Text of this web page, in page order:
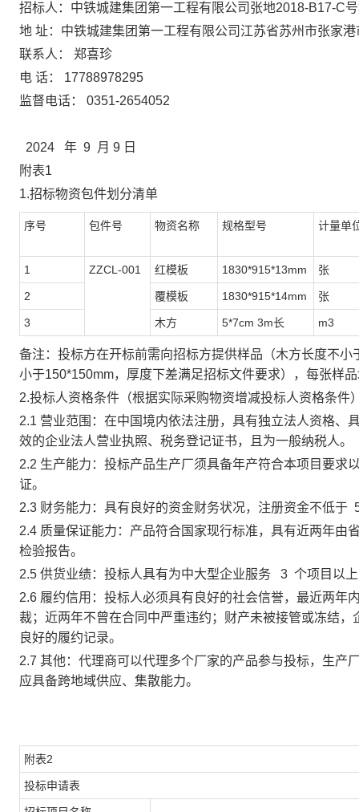
招标人： 中铁城建集团第一工程有限公司 张地2018-B17-C
地 址： 中铁城建集团第一工程有限公司江苏省苏州市张家
联系人：
郑喜珍
电 话：
17788978295
监督电话：
0351-2654052
2024 年 9 月 9 日
附表1
1.招标物资包件划分清单
序号 包件号 物资名称 规格型号 计量单
1 ZZCL-001 红模板 1830*915*13mm 张
2 覆模板 1830*915*14mm 张
3 木方 5*7cm 3m长 m3
备注：投标方在开标前需向招标方提供样品（木方长度不小
小于150*150mm，厚度下差满足招标文件要求），每张样
2.投标人资格条件 （根据实际采购物资增减投标人资格条件
2.1 营业范围：在中国境内依法注册，具有独立法人资格、
效的企业法人营业执照、税务登记证书，且为一般纳税人。
2.2 生产能力：投标产品生产厂须具备年产符合本项目要求
证。
2.3 财务能力：具有良好的资金财务状况，注册资金不低于
2.4 质量保证能力：产品符合国家现行标准，具有近两年由
检验报告。
2.5 供货业绩：投标人具有为中大型企业服务
3 个项目以
2.6 履约信用：投标人必须具有良好的社会信誉，最近两年
裁；近两年不曾在合同中严重违约；财产未被接管或冻结
良好的履约记录。
2.7 其他：代理商可以代理多个厂家的产品参与投标，生产
应具备跨地域供应、集散能力。
附表2
投标申请表